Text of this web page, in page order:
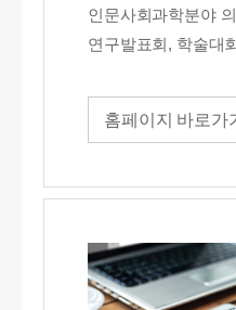
인문사회과학분야
연구발표회, 학술대
홈페이지 바로가